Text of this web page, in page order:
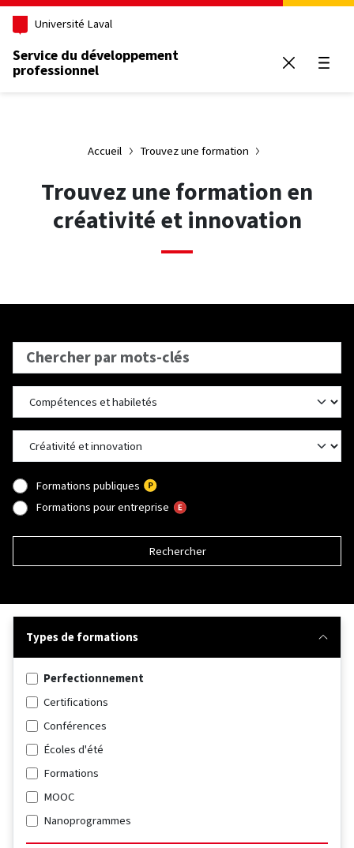
Aller au contenu principal
Université Laval
Service du développement
professionnel
Accueil Trouvez une formation
Trouvez une formation en
créativité et innovation
Formations publiques
Formations pour entreprise
Rechercher
Types de formations
Perfectionnement
Certifications
Conférences
Écoles d'été
Formations
MOOC
Nanoprogrammes